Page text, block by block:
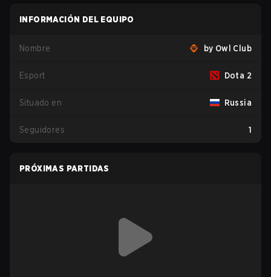
INFORMACIÓN DEL EQUIPO
Nombre by Owl Club
Esport Dota 2
Situado en Russia
Seguidores 1
PRÓXIMAS PARTIDAS